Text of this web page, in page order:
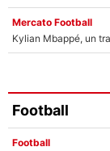
Mercato Football
Kylian Mbappé, un
Football
Football